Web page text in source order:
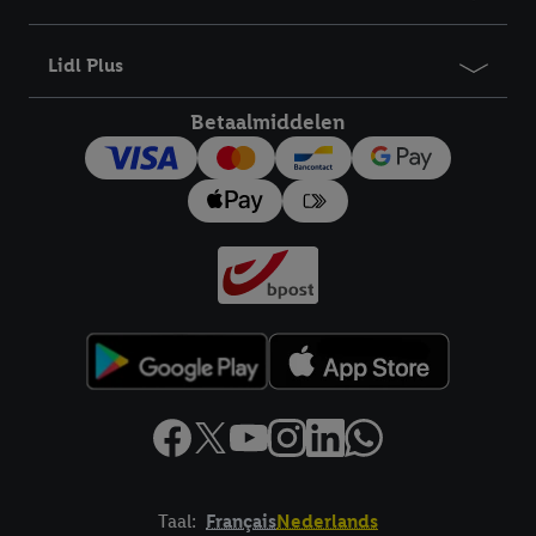
Lidl Plus
Betaalmiddelen
Taal: FrançaisNederlands
bewaartermijn van de gegevens en uw recht om uw
trekken, vindt u in onze
impressum hier.